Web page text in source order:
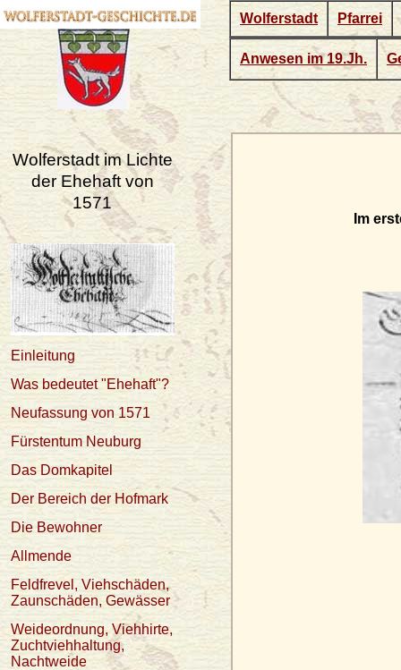
Im
Wolferstadt Pfarrei
Anwesen im 19.Jh.
Wolferstadt im Lichte
der Ehehaft von
1571
Einleitung
Was bedeutet "Ehehaft"?
Neufassung von 1571
Fürstentum Neuburg
Das Domkapitel
Der Bereich der Hofmark
Die Bewohner
Allmende
Feldfrevel, Viehschäden,
Zaunschäden, Gewässer
Weideordnung, Viehhirte,
Zuchtviehhaltung,
Nachtweide